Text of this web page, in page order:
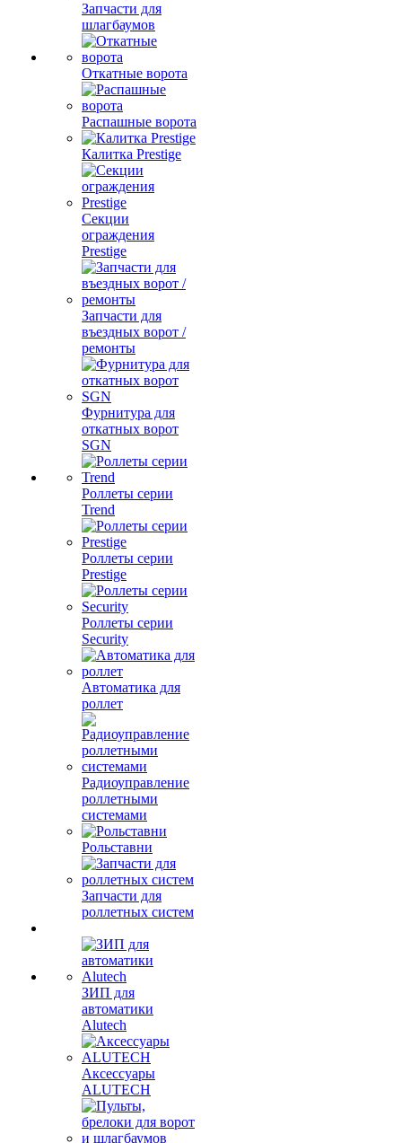
Запчасти для
шлагбаумов
Откатные ворота
Распашные ворота
Калитка Prestige
Секции
ограждения
Prestige
Запчасти для
въездных ворот /
ремонты
Фурнитура для
откатных ворот
SGN
Роллеты серии
Trend
Роллеты серии
Prestige
Роллеты серии
Security
Автоматика для
роллет
Радиоуправление
роллетными
системами
Рольставни
Запчасти для
роллетных систем
ЗИП для
автоматики
Alutech
Аксессуары
ALUTECH